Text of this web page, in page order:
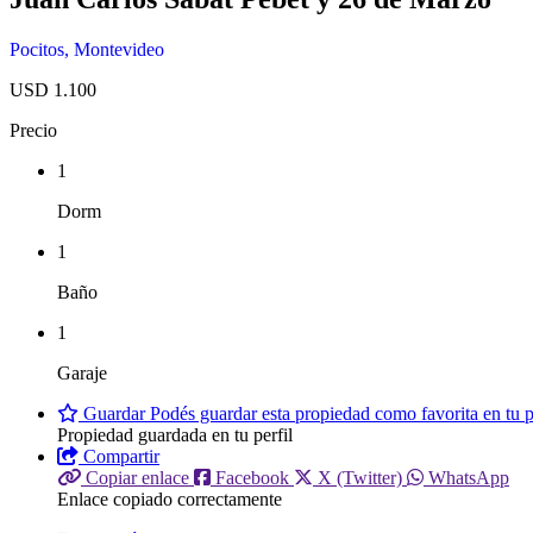
Pocitos, Montevideo
USD 1.100
Precio
1
Dorm
1
Baño
1
Garaje
GuardarPodés guardar esta propiedad como favorita en tu
Propiedad guardada en tu perfil
Compartir
Copiar enlace
Facebook X (Twitter)
WhatsApp
Enlace copiado correctamente